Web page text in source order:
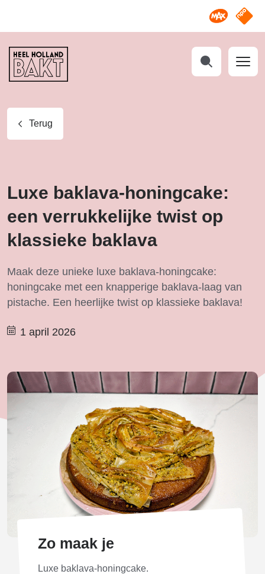
Omroep
NPO
Heel
Holland
Bakt
Terug
Luxe baklava-honingcake:
een verrukkelijke twist op
klassieke baklava
Maak deze unieke luxe baklava-honingcake:
honingcake met een knapperige baklava-laag van
pistache. Een heerlijke twist op klassieke baklava!
1 april 2026
Zo maak je
Luxe baklava-honingcake.